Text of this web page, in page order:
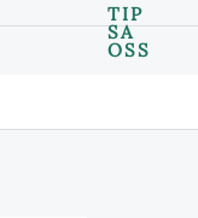
TIP
SA
OSS